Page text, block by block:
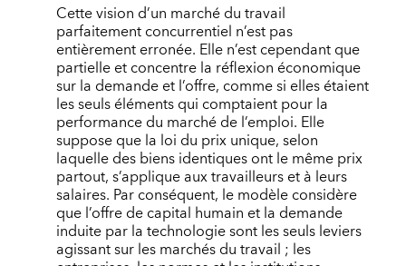
Cette vision d’un marché du travail
parfaitement concurrentiel n’est pas
entièrement erronée. Elle n’est cependant que
partielle et concentre la réflexion économique
sur la demande et l’offre, comme si elles étaient
les seuls éléments qui comptaient pour la
performance du marché de l’emploi. Elle
suppose que la loi du prix unique, selon
laquelle des biens identiques ont le même prix
partout, s’applique aux travailleurs et à leurs
salaires. Par conséquent, le modèle considère
que l’offre de capital humain et la demande
induite par la technologie sont les seuls leviers
agissant sur les marchés du travail ; les